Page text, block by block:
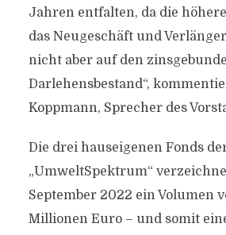
Jahren entfalten, da die
das Neugeschäft und
nicht aber auf den
Darlehensbestand“,
Koppmann, Sprecher des
Die drei hauseigenen Fonds
„UmweltSpektrum“
September 2022 ein Volumen
Millionen Euro – und somit